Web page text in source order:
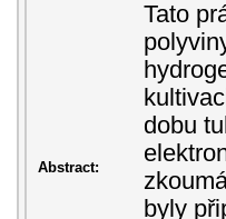
Abstract:
Tato
dobu
byly